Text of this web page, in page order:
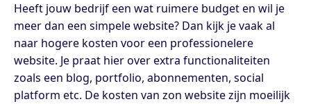
Heeft jouw bedrijf een wat ruimere budget en wil je
meer dan een simpele website? Dan kijk je vaak al
naar hogere kosten voor een professionelere
website. Je praat hier over extra functionaliteiten
zoals een blog, portfolio, abonnementen, social
platform etc. De kosten van zon website zijn moeilijk